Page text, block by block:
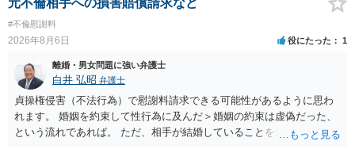
#不倫慰謝料
2026年8月6日 役にたった 1
離婚・男女問題に強い弁護士
白井 弘昭 弁護士
貞操権侵害（不法行為）で慰謝料請求できる可能性があるように思わ
れます。 婚姻を約束して性行為に及んだ＞婚姻の約束は虚偽だった、
という流れであれば。 ただ、相手が結婚していることを知って行為に